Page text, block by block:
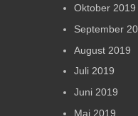
Oktober 2019
September
August 2019
Juli 2019
Juni 2019
Mai 2019